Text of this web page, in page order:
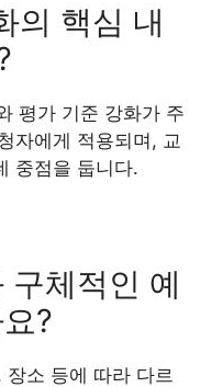
의 핵심 내
평가 기준 강화가 주
자에게 적용되며, 교
중점을 둡니다.
구체적인 예
?
소 등에 따라 다르